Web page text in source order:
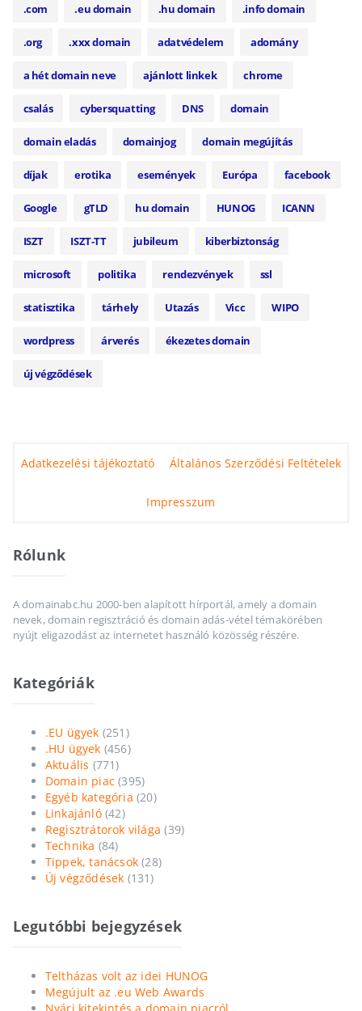
.com .eu domain .hu domain .info domain
.org .xxx domain adatvédelem adomány
a hét domain neve ajánlott linkek chrome
csalás cybersquatting DNS domain
domain eladás domainjog domain megújítás
díjak erotika események Európa facebook
Google gTLD hu domain HUNOG ICANN
ISZT ISZT-TT jubileum kiberbiztonság
microsoft politika rendezvények ssl
statisztika tárhely Utazás Vicc WIPO
wordpress árverés ékezetes domain
új végződések
Adatkezelési tájékoztató Általános Szerződési Feltételek
Impresszum
Rólunk
A domainabc.hu 2000-ben alapított hírportál, amely a domain
nevek, domain regisztráció és domain adás-vétel témakörében
nyújt eligazodást az internetet használó közösség részére.
Kategóriák
.EU ügyek (251)
.HU ügyek (456)
Aktuális (771)
Domain piac (395)
Egyéb kategória (20)
Linkajánló(42)
Regisztrátorok világa (39)
Technika (84)
Tippek, tanácsok (28)
Új végződések (131)
Legutóbbi bejegyzések
Teltházas volt az idei HUNOG
Megújult az .eu Web Awards